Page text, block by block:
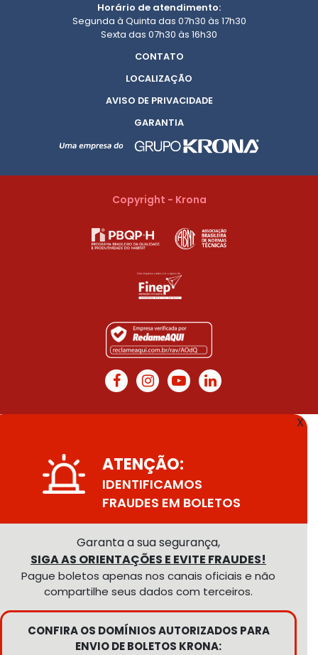
Horário de atendimento:
Segunda à Quinta das 07h30 às 17h30
Sexta das 07h30 às 16h30
CONTATO
LOCALIZAÇÃO
AVISO DE PRIVACIDADE
GARANTIA
Copyright - Krona
X
ATENÇÃO:
IDENTIFICAMOS
FRAUDES EM BOLETOS
Garanta a sua segurança,
SIGA AS ORIENTAÇÕES E EVITE FRAUDES!
Pague boletos apenas nos canais oficiais e não
compartilhe seus dados com terceiros.
CONFIRA OS DOMÍNIOS AUTORIZADOS PARA
ENVIO DE BOLETOS KRONA: